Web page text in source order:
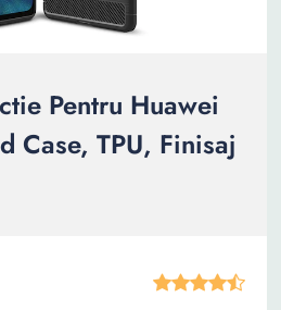
Pentru Huawei
Case, TPU, Finisaj